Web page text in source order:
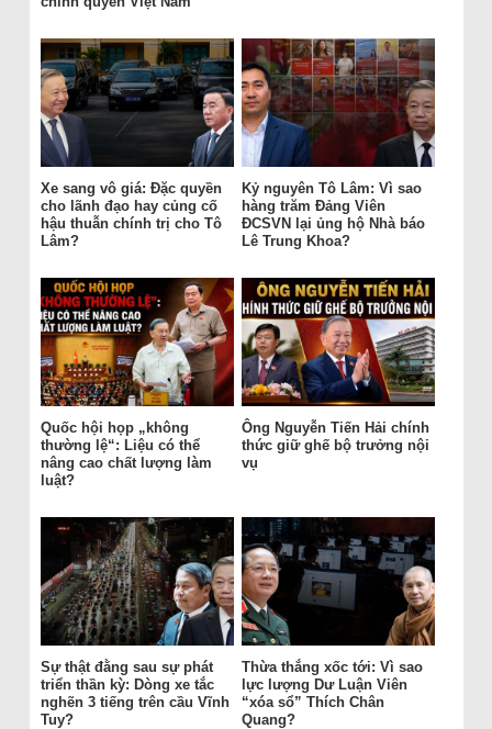
Xe sang vô giá: Đặc quyền
cho lãnh đạo hay củng cố
hậu thuẫn chính trị cho Tô
Lâm?
Kỷ nguyên Tô Lâm: Vì sao
hàng trăm Đảng Viên
ĐCSVN lại ủng hộ Nhà báo
Lê Trung Khoa?
Quốc hội họp „không
thường lệ“: Liệu có thể
nâng cao chất lượng làm
luật?
Ông Nguyễn Tiến Hải chính
thức giữ ghế bộ trưởng nội
vụ
Sự thật đằng sau sự phát
triển thần kỳ: Dòng xe tắc
nghẽn 3 tiếng trên cầu Vĩnh
Tuy?
Thừa thắng xốc tới: Vì sao
lực lượng Dư Luận Viên
“xóa sổ” Thích Chân
Quang?